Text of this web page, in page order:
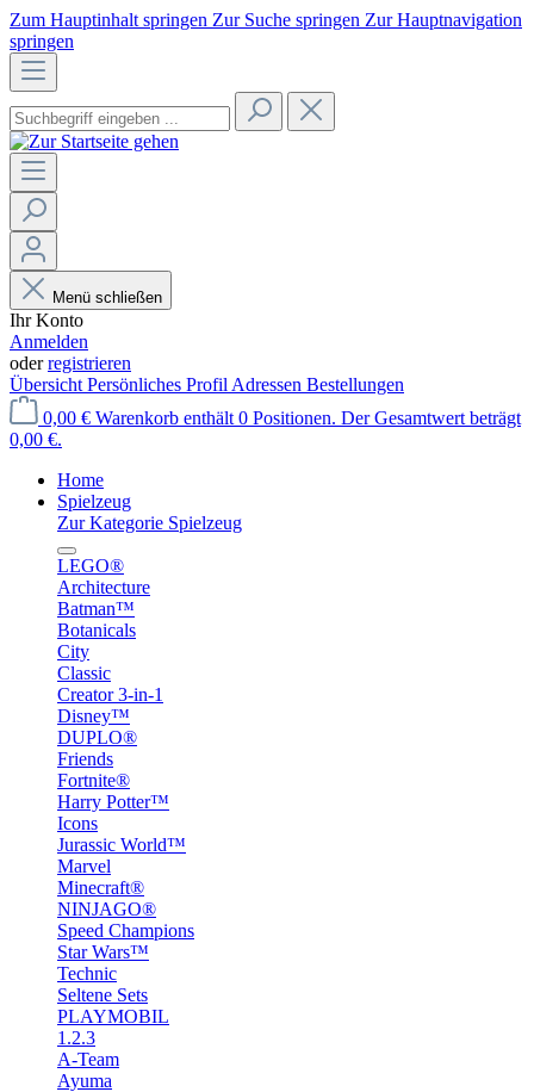
Zum Hauptinhalt springen Zur Suche springen Zur Hauptnavigation
springen
Menü schließen
Ihr Konto
Anmelden
oderregistrieren
Übersicht Persönliches Profil Adressen Bestellungen
0,00 € Warenkorb enthält 0 Positionen. Der Gesamtwert beträgt
0,00 €.
Home
Spielzeug
Zur Kategorie Spielzeug
LEGO®
Architecture
Batman™
Botanicals
City
Classic
Creator 3-in-1
Disney™
DUPLO®
Friends
Fortnite®
Harry Potter™
Icons
Jurassic World™
Marvel
Minecraft®
NINJAGO®
Speed Champions
Star Wars™
Technic
Seltene Sets
PLAYMOBIL
1.2.3
A-Team
Ayuma